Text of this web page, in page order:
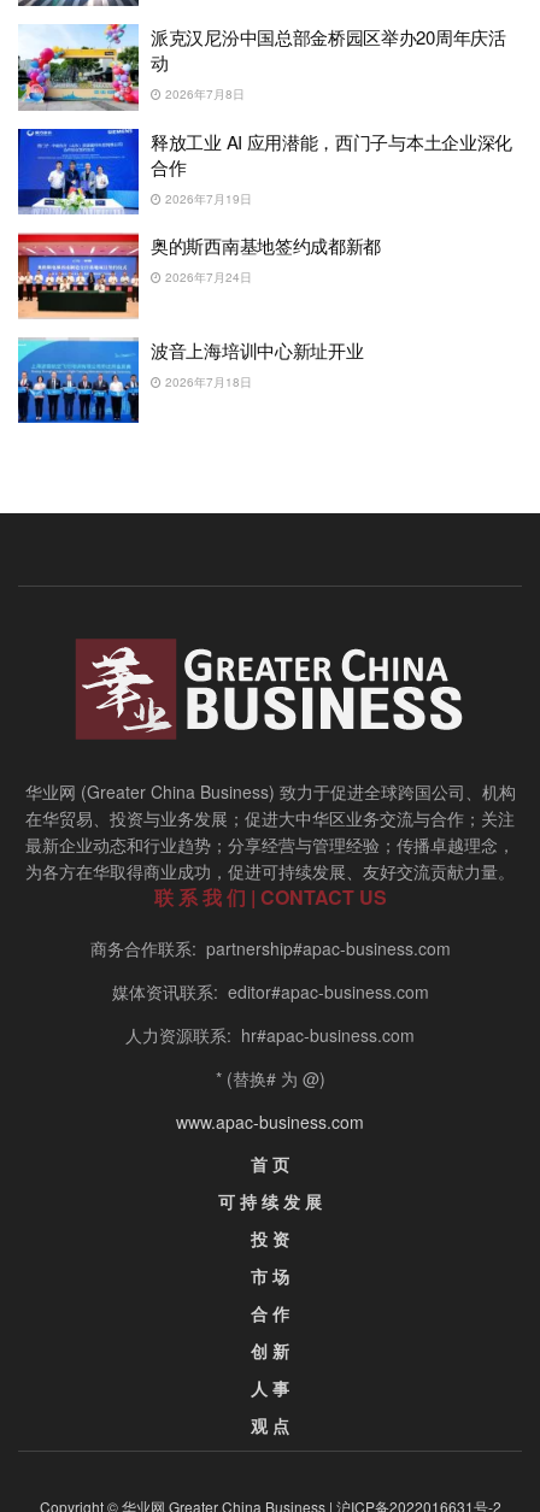
派克汉尼汾中国总部金桥园区举办20周年庆活
动
2026年7月8日
释放工业 AI 应用潜能，西门子与本土企业深化
合作
2026年7月19日
奥的斯西南基地签约成都新都
2026年7月24日
波音上海培训中心新址开业
2026年7月18日
华业网 (Greater China Business) 致力于促进全球跨国公司、机构
在华贸易、投资与业务发展；促进大中华区业务交流与合作；关注
最新企业动态和行业趋势；分享经营与管理经验；传播卓越理念，
为各方在华取得商业成功，促进可持续发展、友好交流贡献力量。
联 系 我 们 | CONTACT US
商务合作联系: partnership#apac-business.com
媒体资讯联系: editor#apac-business.com
人力资源联系: hr#apac-business.com
* (替换# 为 @)
www.apac-business.com
首 页
可 持 续 发 展
投 资
市 场
合 作
创 新
人 事
观 点
Copyright © 华业网 Greater China Business | 沪ICP备2022016631号-2